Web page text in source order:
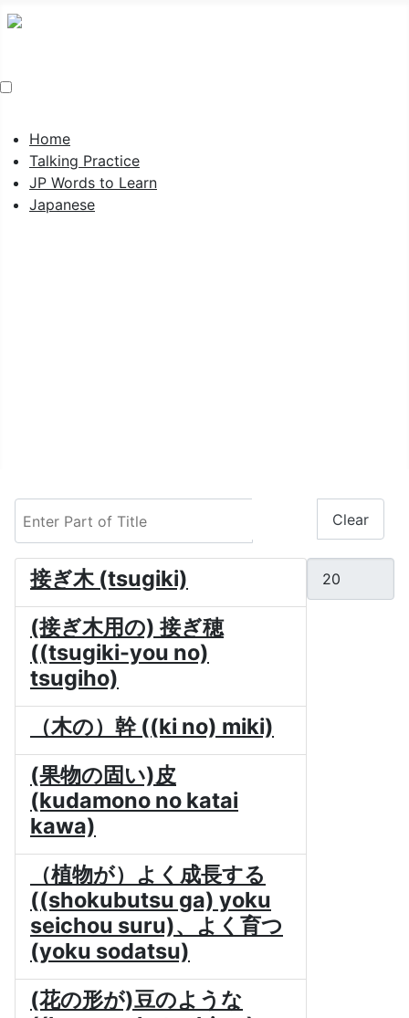
Home
Talking Practice
JP Words to Learn
Japanese
Clear
接ぎ木 (tsugiki)
(接ぎ木用の) 接ぎ穂
((tsugiki-you no)
tsugiho)
（木の）幹 ((ki no) miki)
(果物の固い)皮
(kudamono no katai
kawa)
（植物が）よく成長する
((shokubutsu ga) yoku
seichou suru)、よく育つ
(yoku sodatsu)
(花の形が)豆のような